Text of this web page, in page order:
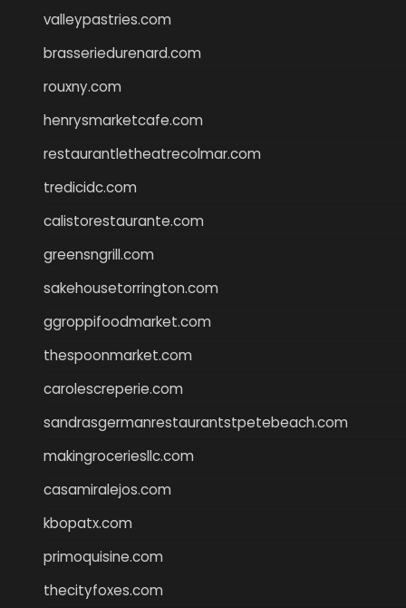
valleypastries.com
brasseriedurenard.com
rouxny.com
henrysmarketcafe.com
restaurantletheatrecolmar.com
tredicidc.com
calistorestaurante.com
greensngrill.com
sakehousetorrington.com
ggroppifoodmarket.com
thespoonmarket.com
carolescreperie.com
sandrasgermanrestaurantstpetebeach.com
makingroceriesllc.com
casamiralejos.com
kbopatx.com
primoquisine.com
thecityfoxes.com